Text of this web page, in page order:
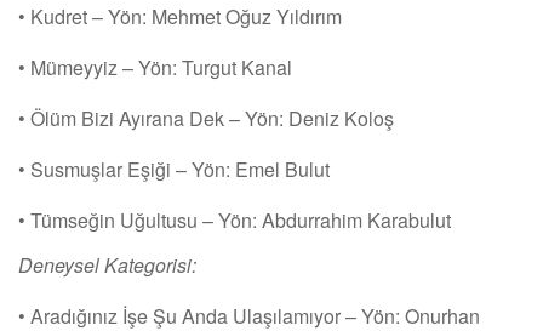
• Kudret – Yön: Mehmet Oğuz Yıldırım
• Mümeyyiz – Yön: Turgut Kanal
• Ölüm Bizi Ayırana Dek – Yön: Deniz Koloş
• Susmuşlar Eşiği – Yön: Emel Bulut
• Tümseğin Uğultusu – Yön: Abdurrahim Karabulut
Deneysel Kategorisi:
• Aradığınız İşe Şu Anda Ulaşılamıyor – Yön: Onurhan